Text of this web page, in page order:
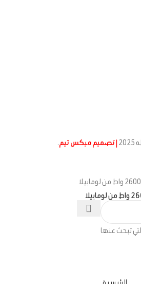
| تصميم ميكس تيم.
تبحث عنها